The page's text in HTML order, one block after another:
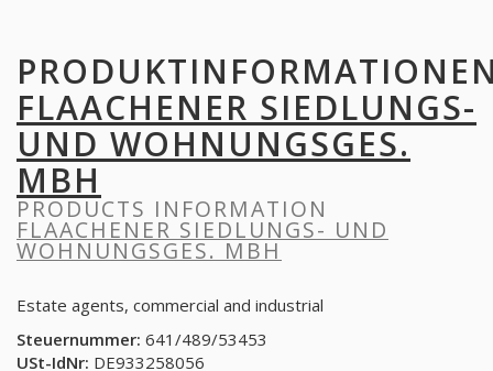
FLAACHENER SIEDLUNGS-
UND WOHNUNGSGES.
MBH
PRODUCTS INFORMATION
FLAACHENER SIEDLUNGS- UND
WOHNUNGSGES. MBH
Estate agents, commercial and industrial
Steuernummer: 641/489/53453
USt-IdNr: DE933258056